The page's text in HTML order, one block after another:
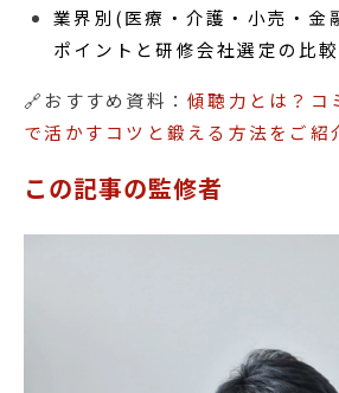
業界別(医療・介護・小売・
ポイントと研修会社選定の比
🔗おすすめ資料： 傾聴力とは？コ
で活かすコツと鍛える方法をご紹
この記事の監修者